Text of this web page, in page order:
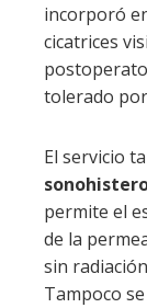
incorporó
cicatrices
tolerado
El servicio
permite el
de la
sin
Tampoco